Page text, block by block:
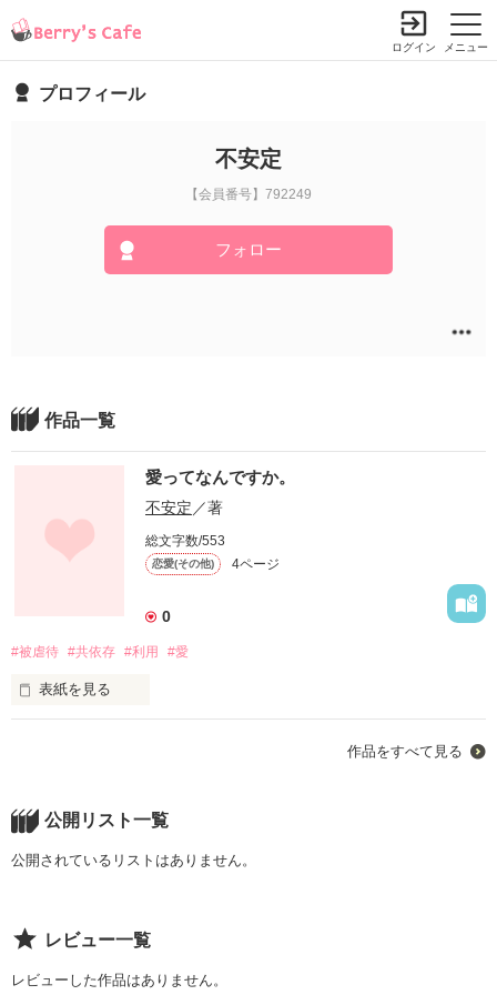
メニュー
ログイン
プロフィール
不安定
【会員番号】792249
フォロー
作品一覧
愛ってなんですか。
不安定 ／著
総文字数/553
恋愛(その他) 4ページ
0
#被虐待 #共依存 #利用 #愛
表紙を見る
『大丈夫やで。愛瑠も...』
作品をすべて見る
公開リスト一覧
公開されているリストはありません。
レビュー一覧
レビューした作品はありません。